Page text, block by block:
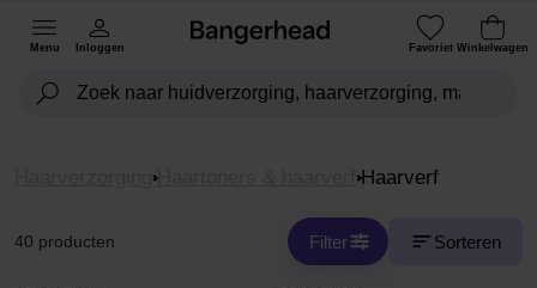
Menu Inloggen Favoriet Winkelwagen
Haartoners & haarverf Haarverf
40 producten Filter Sorteren